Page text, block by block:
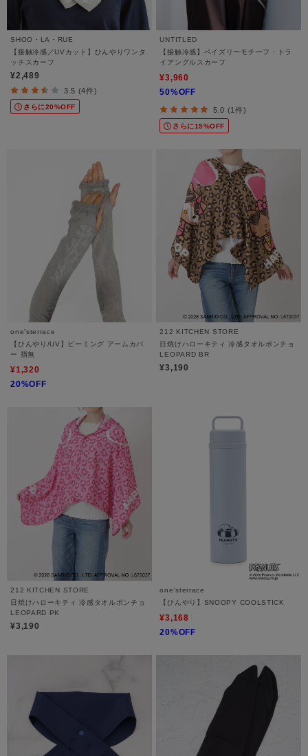
SHOO・LA・RUE
【接触冷感／UVカット】ひんやりワンタ
ッチスカーフ
¥2,489
3.5 (4件)
さらに20%OFF
UNTITLED
【接触冷感】ペイズリーモチーフ・トラ
イアングルスカーフ
¥3,960
50%OFF
5.0 (1件)
さらに15%OFF
one'sterrace
【ひんやり/UV】ビーミング アームカバ
ー 指無
¥1,320
20%OFF
212 KITCHEN STORE
日焼けハローキティ 冷感タオルポンチョ
LEOPARD BR
¥3,190
212 KITCHEN STORE
日焼けハローキティ 冷感タオルポンチョ
LEOPARD PK
¥3,190
one'sterrace
【ひんやり】SNOOPY COOLSTICK
¥3,168
20%OFF